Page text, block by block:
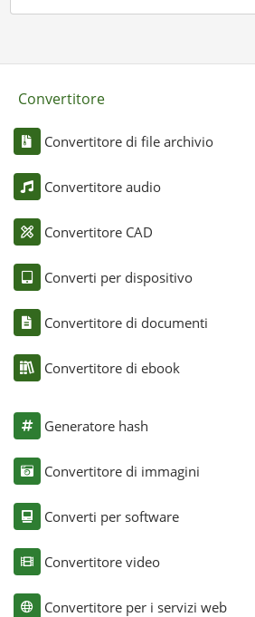
Convertitore
Convertitore di file archivio
Convertitore audio
Convertitore CAD
Converti per dispositivo
Convertitore di documenti
Convertitore di ebook
Generatore hash
Convertitore di immagini
Converti per software
Convertitore video
Convertitore per i servizi web